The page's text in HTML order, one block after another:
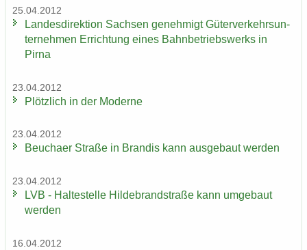
25.04.2012
Lan­des­di­rek­ti­on Sach­sen ge­neh­migt Gü­ter­ver­kehrs­un­
ter­neh­men Er­rich­tung eines Bahn­be­triebs­werks in
Pirna
23.04.2012
Plötz­lich in der Mo­der­ne
23.04.2012
Beu­cha­er Stra­ße in Bran­dis kann aus­ge­baut wer­den
23.04.2012
LVB - Hal­te­stel­le Hil­de­brand­stra­ße kann um­ge­baut
wer­den
16.04.2012